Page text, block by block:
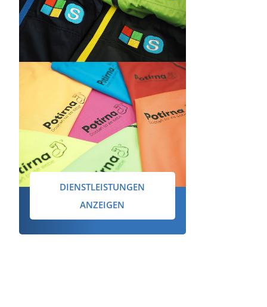
DIENSTLEISTUNGEN
ANZEIGEN